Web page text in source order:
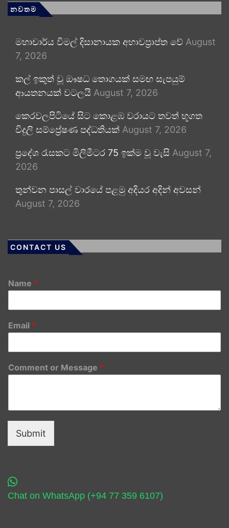
නවතම
මහාචාර්ය විමල් දිසානායක අභාවප්‍රාප්ත වේ August
7, 2026
කල් ඉකුත් වූ ඖෂධ තොගයක් සමඟ සැපයුම්
ආයතනයක් වටලයි August 7, 2026
කෙරවලපිටියේ සිට කොළඹ වරායට තවත් භූගත
විදුලි සම්ප්‍රේෂණ පද්ධතියක් August 7, 2026
ප්‍රදේශ රැසකට මිලිමීටර 75 ඉක්ම වූ වැසි August 7,
2026
තුන්වන පාසල් වාරයේ පළමු අදියර අදින් අවසන්
August 7, 2026
CONTACT US
Name *
Email *
Comment or Message *
Submit
Chat on WhatsApp (+94 77 359 6107)